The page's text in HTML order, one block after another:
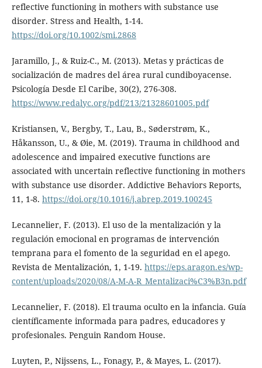
reflective functioning in mothers with substance use
disorder. Stress and Health, 1-14.
https://doi.org/10.1002/smi.2868
Jaramillo, J., & Ruiz-C., M. (2013). Metas y prácticas de
socialización de madres del área rural cundiboyacense.
Psicología Desde El Caribe, 30(2), 276-308.
https://www.redalyc.org/pdf/213/21328601005.pdf
Kristiansen, V., Bergby, T., Lau, B., Søderstrøm, K.,
Håkansson, U., & Øie, M. (2019). Trauma in childhood and
adolescence and impaired executive functions are
associated with uncertain reflective functioning in mothers
with substance use disorder. Addictive Behaviors Reports,
11, 1-8. https://doi.org/10.1016/j.abrep.2019.100245
Lecannelier, F. (2013). El uso de la mentalización y la
regulación emocional en programas de intervención
temprana para el fomento de la seguridad en el apego.
Revista de Mentalización, 1, 1-19. https://eps.aragon.es/wp-
content/uploads/2020/08/A-M-A-R_Mentalizaci%C3%B3n.pdf
Lecannelier, F. (2018). El trauma oculto en la infancia. Guía
científicamente informada para padres, educadores y
profesionales. Penguin Random House.
Luyten, P., Nijssens, L., Fonagy, P., & Mayes, L. (2017).